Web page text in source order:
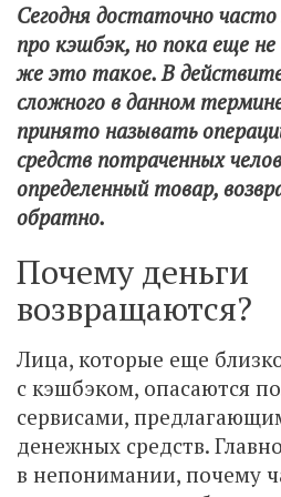
Сегодня достаточно
про кэшбэк, но пока еще
же это такое. В
сложного в данном
принято называть
средств потраченных
определенный товар,
обратно.
Почему деньги
возвращаются?
Лица, которые еще
с кэшбэком, опасаются
сервисами,
денежных средств.
в непонимании, почему